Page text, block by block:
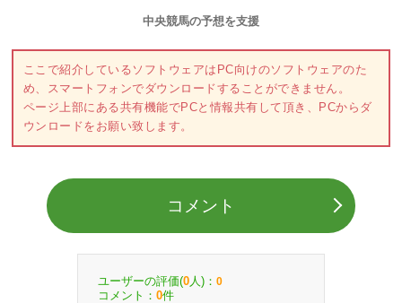
中央競馬の予想を支援
ここで紹介しているソフトウェアはPC向けのソフトウェアのた
め、スマートフォンでダウンロードすることができません。
ページ上部にある共有機能でPCと情報共有して頂き、PCからダ
ウンロードをお願い致します。
コメント
ユーザーの評価(0 人)： 0
コメント： 0件